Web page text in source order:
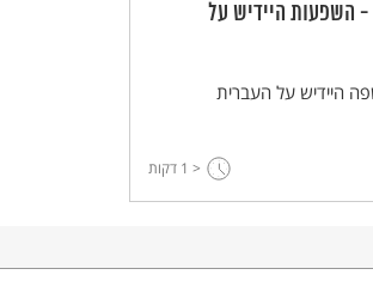
השפעות היידיש על
היידיש על העברית
< 1 דקות